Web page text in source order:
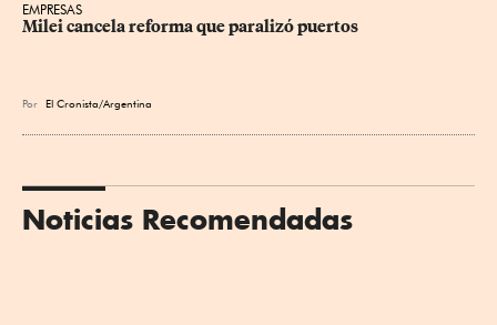
EMPRESAS
Milei cancela reforma que paralizó puertos
Por El Cronista/Argentina
Noticias Recomendadas